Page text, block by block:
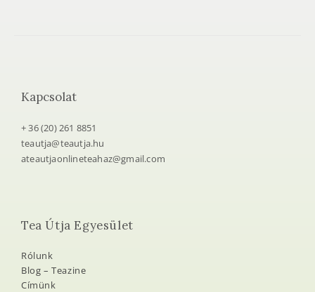
Kapcsolat
+ 36 (20) 261 8851
teautja@teautja.hu
ateautjaonlineteahaz@gmail.com
Tea Útja Egyesület
Rólunk
Blog – Teazine
Címünk